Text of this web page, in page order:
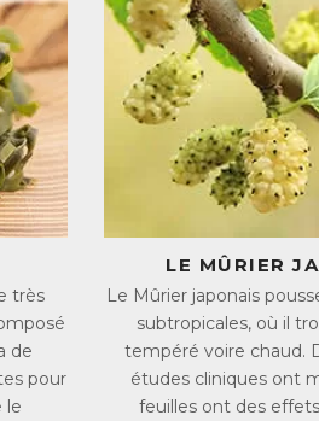
à la production d’énergie et à de nombreux
les tissus graisseux, et font augmenter les
est aussi un excellent moyen pour perdre
repas ou répartis en petits grignotages au
métabolisme désigne l’énergie que
de chaleur. Pour produire de la
apports caloriques mais donc aussi
très
de
pour
le
LE MÛRIER
Le Mûrier japonais
subtropicales, où il
tempéré voire chaud.
études cliniques ont
feuilles ont des